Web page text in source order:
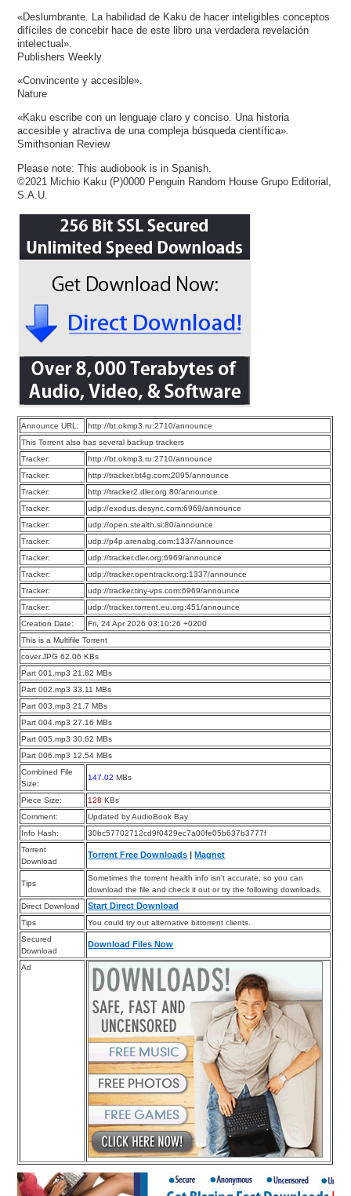
«Deslumbrante. La habilidad de Kaku de hacer inteligibles conceptos
difíciles de concebir hace de este libro una verdadera revelación
intelectual».
Publishers Weekly
«Convincente y accesible».
Nature
«Kaku escribe con un lenguaje claro y conciso. Una historia
accesible y atractiva de una compleja búsqueda científica».
Smithsonian Review
Please note: This audiobook is in Spanish.
©2021 Michio Kaku (P)0000 Penguin Random House Grupo Editorial,
S.A.U.
Announce URL:
http://bt.okmp3.ru:2710/announce
This Torrent also has several backup trackers
Tracker:
http://bt.okmp3.ru:2710/announce
Tracker:
http://tracker.bt4g.com:2095/announce
Tracker:
http://tracker2.dler.org:80/announce
Tracker:
udp://exodus.desync.com:6969/announce
Tracker:
udp://open.stealth.si:80/announce
Tracker:
udp://p4p.arenabg.com:1337/announce
Tracker:
udp://tracker.dler.org:6969/announce
Tracker:
udp://tracker.opentrackr.org:1337/announce
Tracker:
udp://tracker.tiny-vps.com:6969/announce
Tracker:
udp://tracker.torrent.eu.org:451/announce
Creation Date:
Fri, 24 Apr 2026 03:10:26 +0200
This is a Multifile Torrent
cover.JPG 62.06 KBs
Part 001.mp3 21.82 MBs
Part 002.mp3 33.11 MBs
Part 003.mp3 21.7 MBs
Part 004.mp3 27.16 MBs
Part 005.mp3 30.62 MBs
Part 006.mp3 12.54 MBs
Combined File
Size:
147.02 MBs
Piece Size: 128 KBs
Comment:
Updated by AudioBook Bay
Info Hash:
30bc57702712cd9f0429ec7a00fe05b637b3777f
Torrent
Download
Torrent Free Downloads |Magnet
Tips
Sometimes the torrent health info isn’t accurate, so you can
download the file and check it out or try the following downloads.
Direct Download
Start Direct Download
Tips
You could try out alternative bittorrent clients.
Secured
Download
Download Files Now
Ad